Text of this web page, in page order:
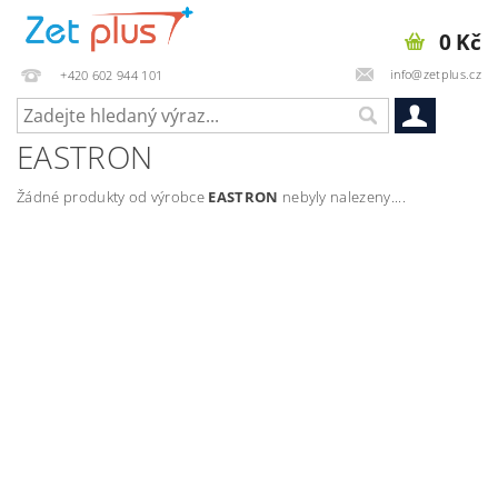
+420 602 944 101 info@zetplus.cz
0 Kč
EASTRON
Žádné produkty od výrobce EASTRON nebyly nalezeny....